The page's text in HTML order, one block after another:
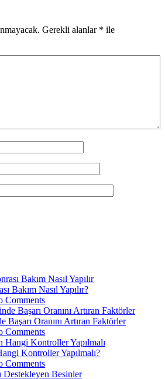
Gerekli alanlar * ile
Bakım Nasıl Yapılır?
Comments
Başarı Oranını Artıran Faktörler
Comments
Kontroller Yapılmalı?
Comments